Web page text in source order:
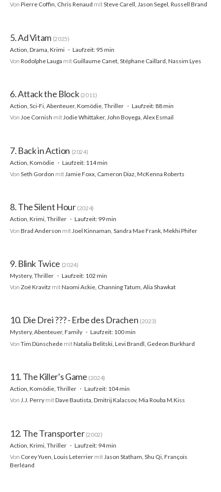
Von Pierre Coffin, Chris Renaud mitSteve Carell, Jason Segel, Russell Brand
5. Ad Vitam (2025)
Action, Drama, Krimi
Laufzeit: 95 min
Von Rodolphe Lauga mit Guillaume Canet, Stéphane Caillard, Nassim Lyes
6. Attack the Block (2011)
Action, Sci-Fi, Abenteuer, Komödie, Thriller
Laufzeit: 88 min
Von Joe Cornish mitJodie Whittaker, John Boyega, Alex Esmail
7. Back in Action (2024)
Action, Komödie
Laufzeit: 114 min
Von Seth Gordon mit Jamie Foxx, Cameron Diaz, McKenna Roberts
8. The Silent Hour (2024)
Action, Krimi, Thriller
Laufzeit: 99 min
Von Brad Anderson mit Joel Kinnaman, Sandra Mae Frank, Mekhi Phifer
9. Blink Twice (2024)
Mystery, Thriller
Laufzeit: 102 min
Von Zoë Kravitz mitNaomi Ackie, Channing Tatum, Alia Shawkat
10. Die Drei ??? - Erbe des Drachen (2023)
Mystery, Abenteuer, Family
Laufzeit: 100 min
Von Tim Dünschede mitNatalia Belitski, Levi Brandl, Gedeon Burkhard
11. The Killer's Game (2024)
Action, Komödie, Thriller
Laufzeit: 104 min
Von J.J. Perry mitDave Bautista, Dmitrij Kalacsov, Mia Rouba M.Kiss
12. The Transporter (2002)
Action, Krimi, Thriller
Laufzeit: 94 min
Von Corey Yuen, Louis Leterrier mit Jason Statham, Shu Qi, François
Berléand